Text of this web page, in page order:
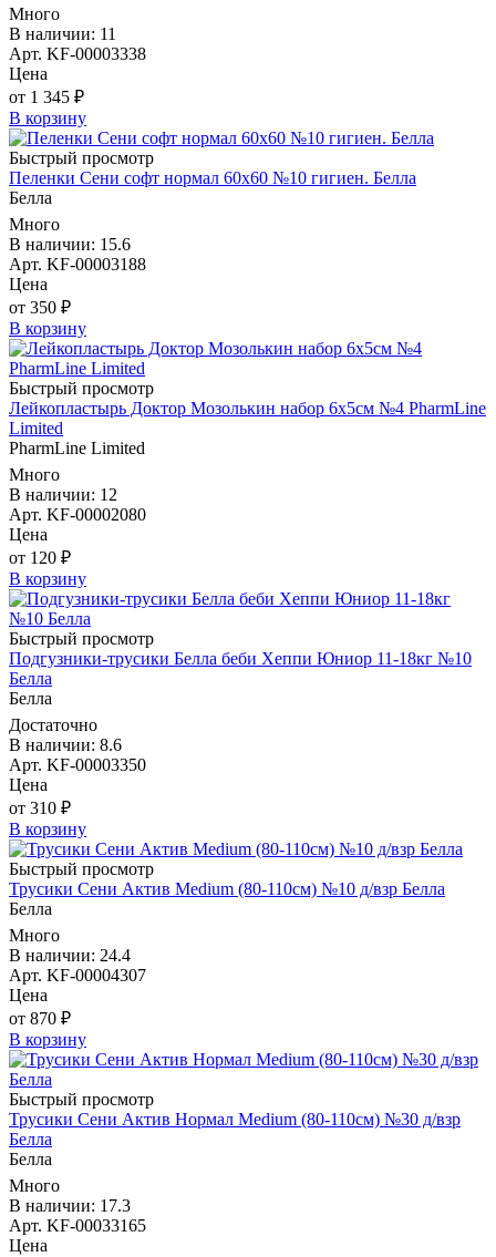
Много
В наличии: 11
Арт. KF-00003338
Цена
от 1 345 ₽
В корзину
Быстрый просмотр
Пеленки Сени софт нормал 60х60 №10 гигиен. Белла
Белла
Много
В наличии: 15.6
Арт. KF-00003188
Цена
от 350 ₽
В корзину
Быстрый просмотр
Лейкопластырь Доктор Мозолькин набор 6х5см №4 PharmLine
Limited
PharmLine Limited
Много
В наличии: 12
Арт. KF-00002080
Цена
от 120 ₽
В корзину
Быстрый просмотр
Подгузники-трусики Белла беби Хеппи Юниор 11-18кг №10
Белла
Белла
Достаточно
В наличии: 8.6
Арт. KF-00003350
Цена
от 310 ₽
В корзину
Быстрый просмотр
Трусики Сени Актив Medium (80-110см) №10 д/взр Белла
Белла
Много
В наличии: 24.4
Арт. KF-00004307
Цена
от 870 ₽
В корзину
Быстрый просмотр
Трусики Сени Актив Нормал Medium (80-110см) №30 д/взр
Белла
Белла
Много
В наличии: 17.3
Арт. KF-00033165
Цена